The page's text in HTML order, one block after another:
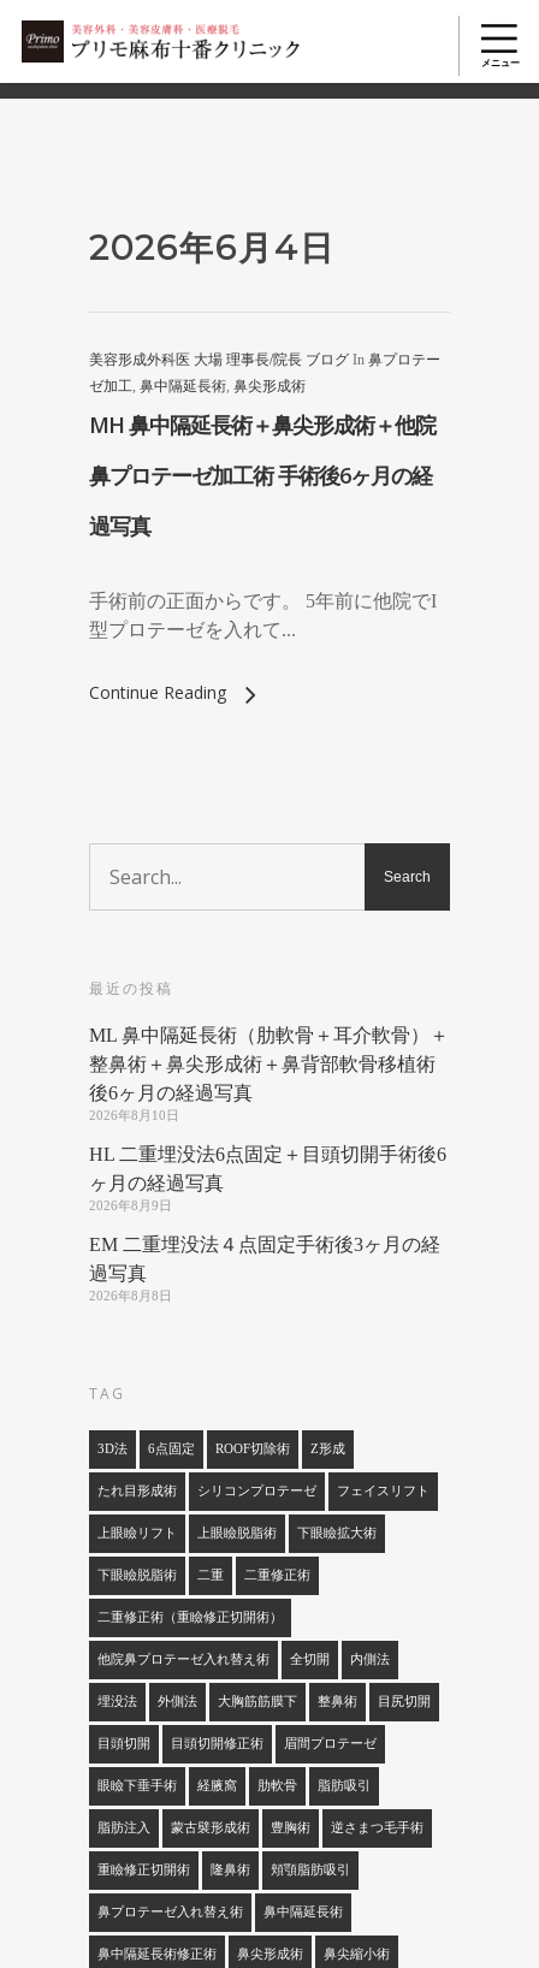
2026年6月4日
美容形成外科医 大場 理事長/院長 ブログ In 鼻プロテー
ゼ加工, 鼻中隔延長術, 鼻尖形成術
MH 鼻中隔延長術＋鼻尖形成術＋他院
鼻プロテーゼ加工術 手術後6ヶ月の経
過写真
手術前の正面からです。 5年前に他院でI
型プロテーゼを入れて...
Continue Reading
最近の投稿
ML 鼻中隔延長術（肋軟骨＋耳介軟骨）＋
整鼻術＋鼻尖形成術＋鼻背部軟骨移植術
後6ヶ月の経過写真
2026年8月10日
HL 二重埋没法6点固定＋目頭切開手術後6
ヶ月の経過写真
2026年8月9日
EM 二重埋没法４点固定手術後3ヶ月の経
過写真
2026年8月8日
TAG
3D法 6点固定 ROOF切除術 Z形成
たれ目形成術 シリコンプロテーゼ フェイスリフト
上眼瞼リフト 上眼瞼脱脂術 下眼瞼拡大術
下眼瞼脱脂術 二重 二重修正術
二重修正術（重瞼修正切開術）
他院鼻プロテーゼ入れ替え術 全切開 内側法
埋没法 外側法 大胸筋筋膜下 整鼻術 目尻切開
目頭切開 目頭切開修正術 眉間プロテーゼ
眼瞼下垂手術 経腋窩 肋軟骨 脂肪吸引
脂肪注入 蒙古襞形成術 豊胸術 逆さまつ毛手術
重瞼修正切開術 隆鼻術 頬顎脂肪吸引
鼻プロテーゼ入れ替え術 鼻中隔延長術
鼻中隔延長術修正術 鼻尖形成術 鼻尖縮小術